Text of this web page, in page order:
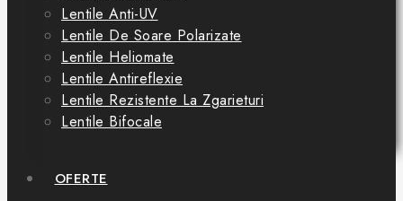
Lentile Anti-UV
Lentile De Soare Polarizate
Lentile Heliomate
Lentile Antireflexie
Lentile Rezistente La Zgarieturi
Lentile Bifocale
OFERTE